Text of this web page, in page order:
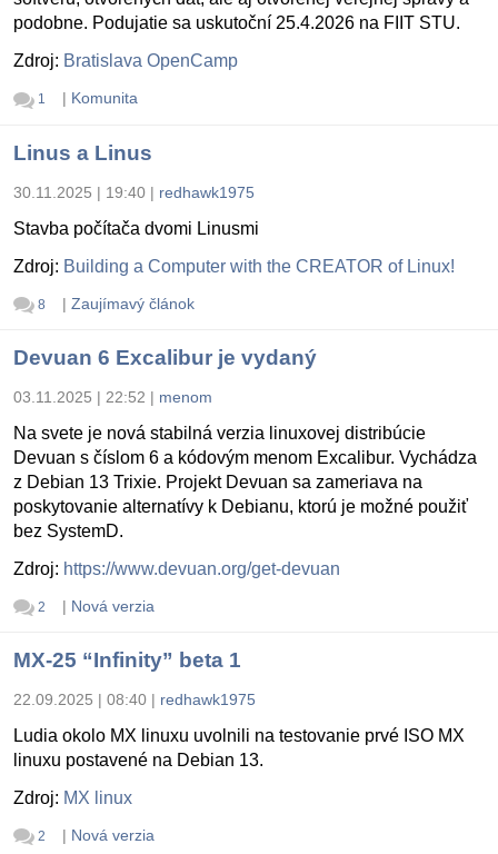
podobne. Podujatie sa uskutoční 25.4.2026 na FIIT STU.
Zdroj: Bratislava OpenCamp
1 | Komunita
Linus a Linus
30.11.2025 | 19:40 | redhawk1975
Stavba počítača dvomi Linusmi
Zdroj: Building a Computer with the CREATOR of Linux!
8 | Zaujímavý článok
Devuan 6 Excalibur je vydaný
03.11.2025 | 22:52 | menom
Na svete je nová stabilná verzia linuxovej distribúcie
Devuan s číslom 6 a kódovým menom Excalibur. Vychádza
z Debian 13 Trixie. Projekt Devuan sa zameriava na
poskytovanie alternatívy k Debianu, ktorú je možné použiť
bez SystemD.
Zdroj: https://www.devuan.org/get-devuan
2 | Nová verzia
MX-25 “Infinity” beta 1
22.09.2025 | 08:40 | redhawk1975
Ludia okolo MX linuxu uvolnili na testovanie prvé ISO MX
linuxu postavené na Debian 13.
Zdroj: MX linux
2 | Nová verzia